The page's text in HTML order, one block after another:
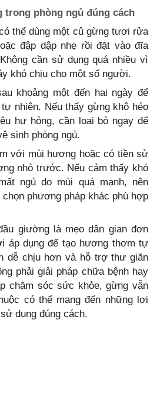
trong phòng ngủ đúng cách
thể dùng một củ gừng tươi rửa
đập dập nhẹ rồi đặt vào đĩa
cần sử dụng quá nhiều vì
khó chịu cho một số người.
khoảng một đến hai ngày để
nhiên. Nếu thấy gừng khô héo
hư hỏng, cần loại bỏ ngay để
sinh phòng ngủ.
với mùi hương hoặc có tiền sử
nhỏ trước. Nếu cảm thấy khó
ngủ do mùi quá mạnh, nên
phương pháp khác phù hợp
giường là mẹo dân gian đơn
áp dụng để tạo hương thơm tự
dễ chịu hơn và hỗ trợ thư giãn
phải giải pháp chữa bệnh hay
chăm sóc sức khỏe, gừng vẫn
có thể mang đến những lợi
dụng đúng cách.